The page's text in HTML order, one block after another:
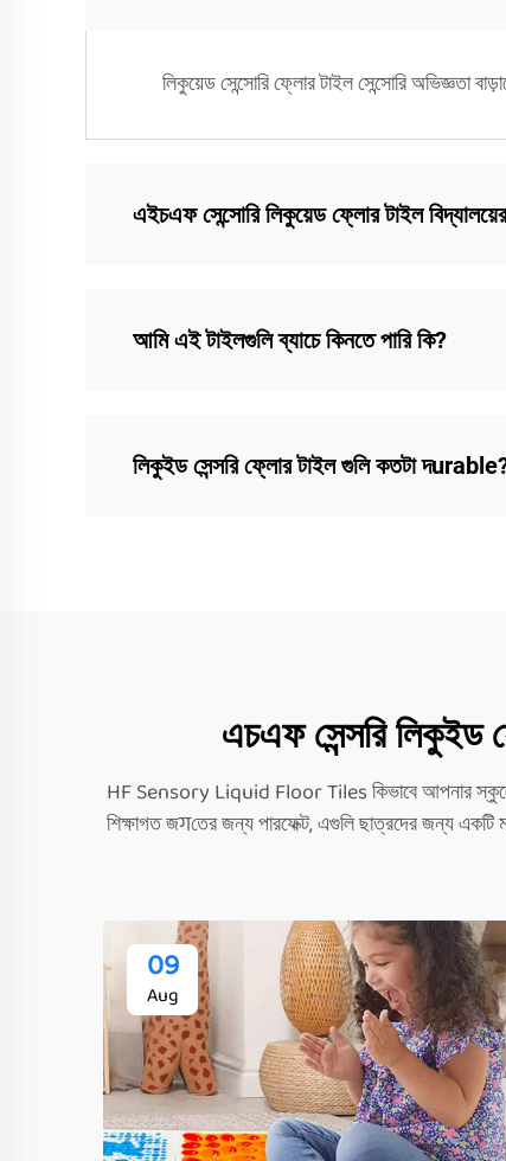
লিকুয়েড সেন্সোরি ফ্লোর টাইল সেন্সোরি অভিজ্ঞতা
এইচএফ সেন্সোরি লিকুয়েড ফ্লোর টাইল
আমি এই টাইলগুলি ব্যাচে কিনতে পারি কি?
লিকুইড সেন্সরি ফ্লোর টাইল গুলি কতটা
এচএফ সেন্সরি লিকুইড
HF Sensory Liquid Floor Tiles কিভাবে আপনার স্কুলের
শিক্ষাগত জगতের জন্য পারফেক্ট, এগুলি ছাত্রদের জন্য একটি
09
Aug